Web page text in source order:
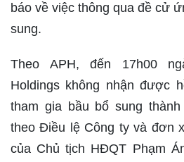
báo về việc thông qua đề cử
sung.
Theo APH, đến 17h00
Holdings không nhận được
tham gia bầu bổ sung
theo Điều lệ Công ty và đơn
của Chủ tịch HĐQT Phạm